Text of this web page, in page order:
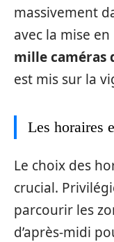
massivement
avec la mise
mille caméras
est mis sur la
Les horaires
Le choix des
crucial.
parcourir les
d’après-midi